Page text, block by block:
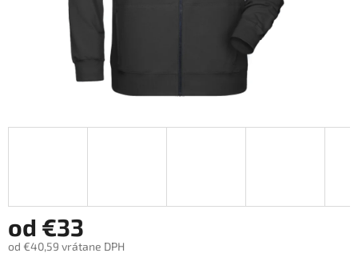
od €33
od €40,59 vrátane DPH